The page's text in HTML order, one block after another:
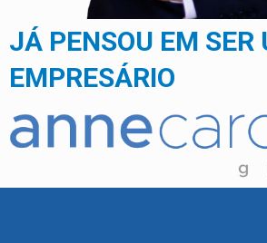
JÁ PENSOU EM SER
EMPRESÁRIO